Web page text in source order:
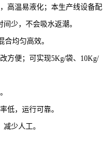
温易液化；本生产线设备配
少，不会吸水返潮。
均匀高效。
便；可实现5Kg/袋、10Kg/
，运行可靠。
少人工。